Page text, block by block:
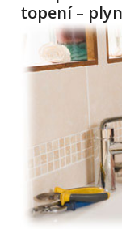
topení – plyn